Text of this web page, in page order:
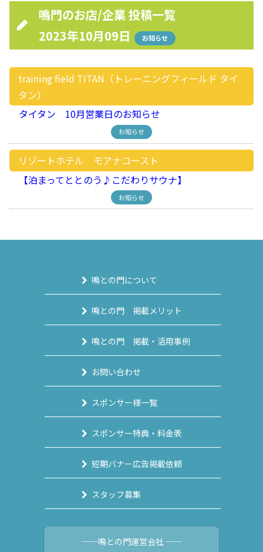
鳴門のお店/企業 投稿一覧
2023年10月09日
お知らせ
training field TITAN（トレーニングフィールド タイ
タン）
タイタン 10月営業日のお知らせ
お知らせ
リゾートホテル モアナコースト
【泊まってととのう♪こだわりサウナ】
お知らせ
鳴との門について
鳴との門 掲載メリット
鳴との門 掲載・活用事例
お問い合わせ
スポンサー様一覧
スポンサー特典・料金表
短期バナー広告掲載依頼
スタッフ募集
──鳴との門運営会社 ──